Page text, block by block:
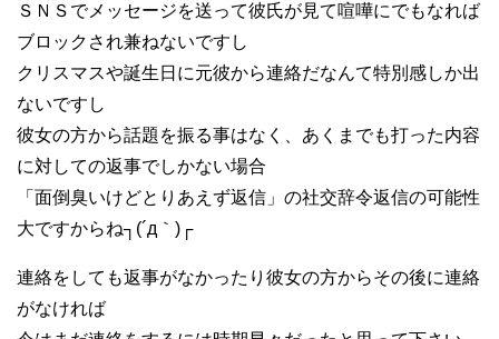
ＳＮＳでメッセージを送って彼氏が見て喧嘩にでもなれば
ブロックされ兼ねないですし
クリスマスや誕生日に元彼から連絡だなんて特別感しか出
ないですし
彼女の方から話題を振る事はなく、あくまでも打った内容
に対しての返事でしかない場合
「面倒臭いけどとりあえず返信」の社交辞令返信の可能性
大ですからね┐(´д｀)┌
連絡をしても返事がなかったり彼女の方からその後に連絡
がなければ